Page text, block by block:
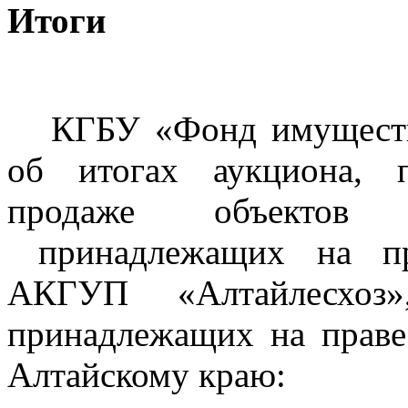
Итоги
КГБУ «Фонд
об итогах аукциона,
продаже объектов
принадлежащих на
АКГУП «Алтайлесхоз»
принадлежащих на
Алтайскому краю: